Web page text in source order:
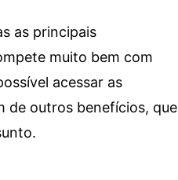
as principais
muito bem com
acessar as
de outros benefícios, que